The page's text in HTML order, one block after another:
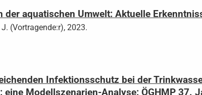
aquatischen Umwelt: Aktuelle
(Vortragende:r), 2023.
Infektionsschutz bei der
Modellszenarien-Analyse: ÖGHMP 37.